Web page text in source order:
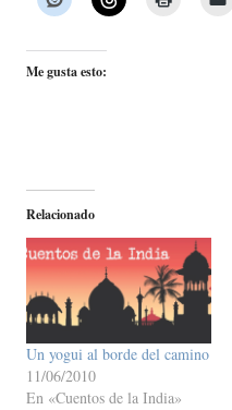
Me gusta esto:
Relacionado
Un yogui al borde del camino
11/06/2010
En «Cuentos de la India»